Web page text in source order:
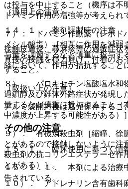
（適用上の注意）
１４．１． 薬剤調製時の注意
接触皮膚炎、蕁麻疹等の過敏症状
直接の接触を極力避け、付着のお
すること。
（取扱い上の注意）
アルミ袋開封後は遮光保存するこ
その他の注意
１５．１． 臨床使用に基づく情
１５．１．１． 本剤による治療
告されている。
は投与を中止すること（機序は不
ドパミン作用の増強等が考えられ
７）． ドパミン作動薬（レボド
メシル酸塩）［相互に作用を減弱
与量を調節するなど慎重に投与す
経において、作用が拮抗すること
８）． パロキセチン塩酸塩水和
過鎮静及び錐体外路症状が発現し
量するなど慎重に投与すること（
中濃度が上昇する可能性がある）
９）． 有機燐殺虫剤［縮瞳、徐
とがあるので接触しないように注
殺虫剤の抗コリンエステラーゼ作
とがある）］。
１０）． アドレナリン含有歯科